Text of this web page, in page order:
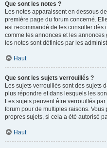
Que sont les notes ?
Les notes apparaissent en dessous
première page du forum concerné.
est recommandé de les consulter dès
comme les annonces et les
les notes sont définies par les
Haut
Que sont les sujets verrouillés ?
Les sujets verrouillés sont des sujets
plus répondre et dans lesquels les
Les sujets peuvent être verrouillés
forum pour de multiples raisons.
propres sujets, si cela a été autorisé
Haut